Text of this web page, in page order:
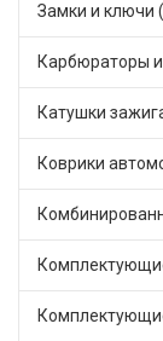
Замки и ключи